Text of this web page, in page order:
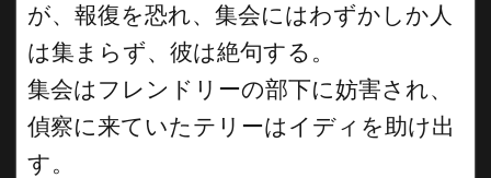
が、報復を恐れ、集会にはわずかしか人
は集まらず、彼は絶句する。
集会はフレンドリーの部下に妨害され、
偵察に来ていたテリーはイディを助け出
す。